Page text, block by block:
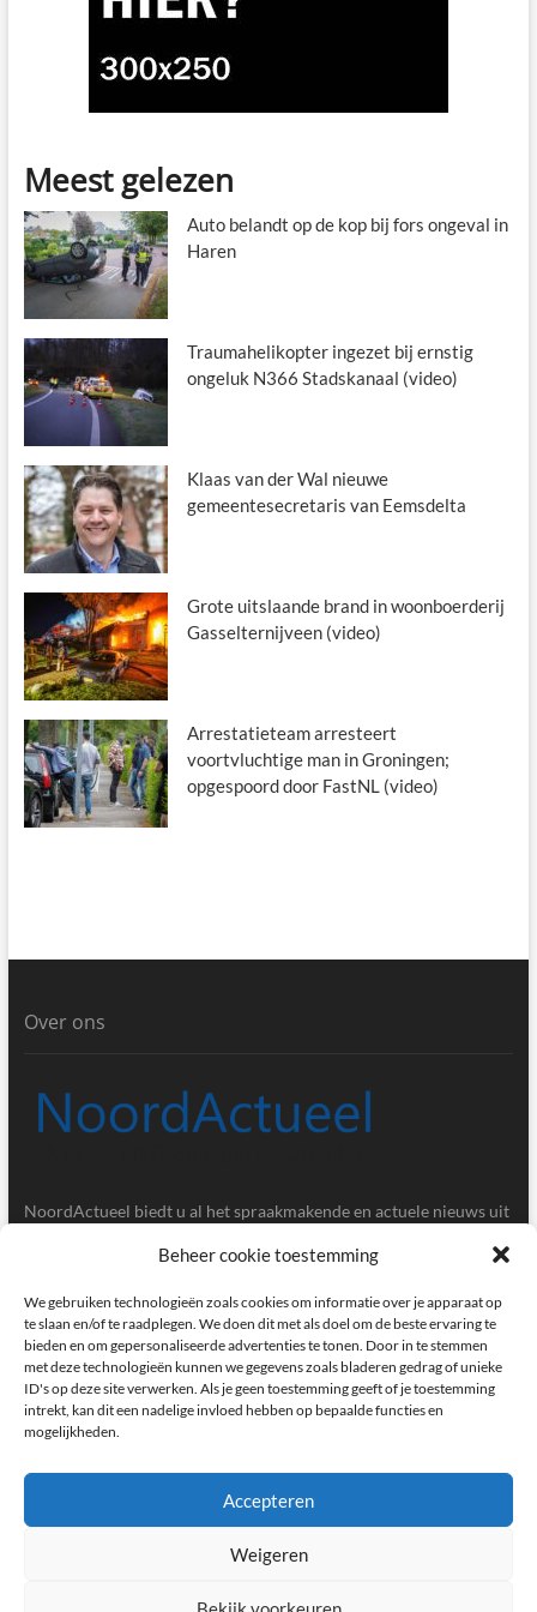
Beheer cookie toestemming
We gebruiken technologieën zoals cookies om informatie over je apparaat op
te slaan en/of te raadplegen. We doen dit met als doel om de beste ervaring te
bieden en om gepersonaliseerde advertenties te tonen. Door in te stemmen
met deze technologieën kunnen we gegevens zoals bladeren gedrag of unieke
ID's op deze site verwerken. Als je geen toestemming geeft of je toestemming
intrekt, kan dit een nadelige invloed hebben op bepaalde functies en
mogelijkheden.
Accepteren
Weigeren
Meest gelezen
Auto belandt op de kop bij fors ongeval in
Haren
Traumahelikopter ingezet bij ernstig
ongeluk N366 Stadskanaal (video)
Klaas van der Wal nieuwe
gemeentesecretaris van Eemsdelta
Grote uitslaande brand in woonboerderij
Gasselternijveen (video)
Arrestatieteam arresteert
voortvluchtige man in Groningen;
opgespoord door FastNL (video)
Over ons
NoordActueel biedt u al het spraakmakende en actuele nieuws uit
Gegevens
Postbus 5020, 9700GA, Groningen
redactie@noordactueel.nl
| WordPress | © Copyright All right reserved